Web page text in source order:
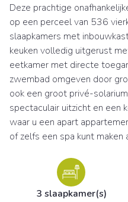
Deze prachtige
op een perceel van 536
slaapkamers met
keuken volledig uitgerust
eetkamer met directe
zwembad omgeven door
ook een groot privé-
spectaculair uitzicht en een
waar u een apart
of zelfs een spa kunt
3 slaapkamer(s)